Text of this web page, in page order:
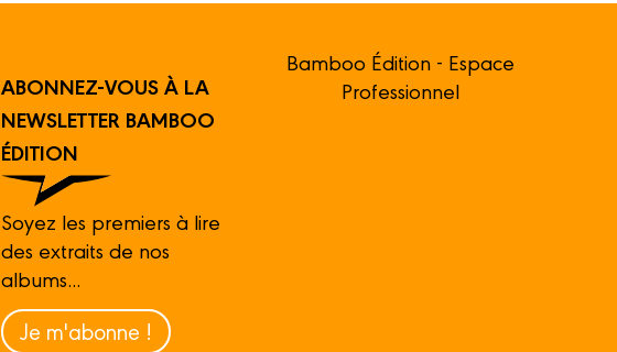
ABONNEZ-VOUS À LA
NEWSLETTER BAMBOO
ÉDITION
Soyez les premiers à lire
des extraits de nos
albums...
Je m'abonne !
Bamboo Édition - Espace
Professionnel